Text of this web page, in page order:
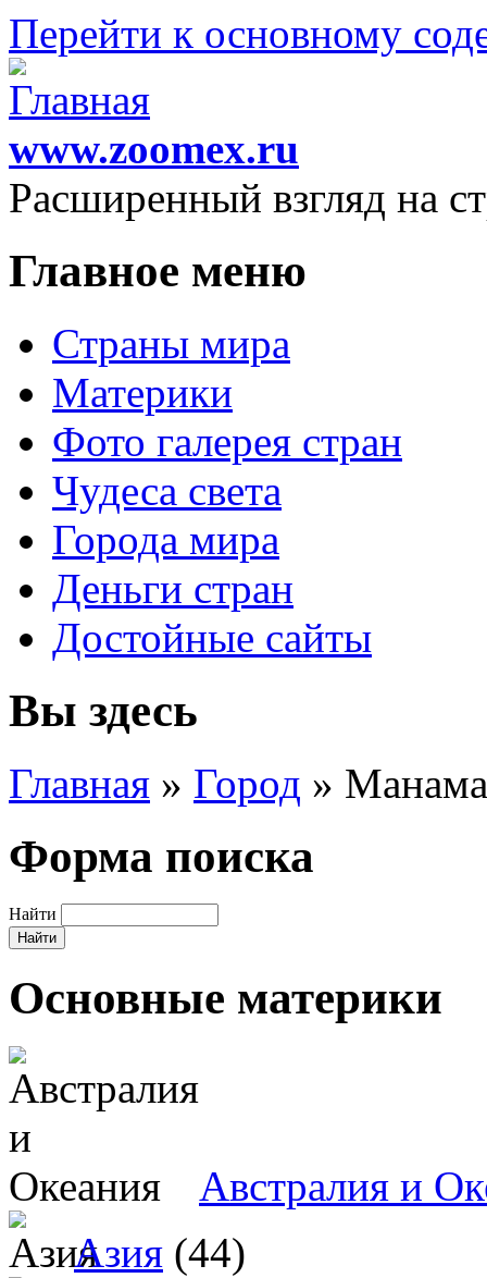
Перейти к основному
www.zoomex.ru
Расширенный взгляд на
Главное меню
Страны мира
Материки
Фото галерея стран
Чудеса света
Города мира
Деньги стран
Достойные сайты
Вы здесь
Главная » Город » Манама
Форма поиска
Найти
Основные материки
Австралия и
Азия (44)